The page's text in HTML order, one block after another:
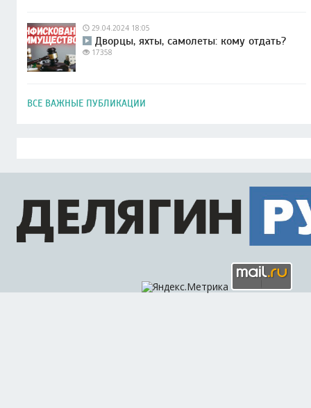
29.04.2024 18:05
Дворцы, яхты, самолеты: кому отдать?
17358
ВСЕ ВАЖНЫЕ ПУБЛИКАЦИИ